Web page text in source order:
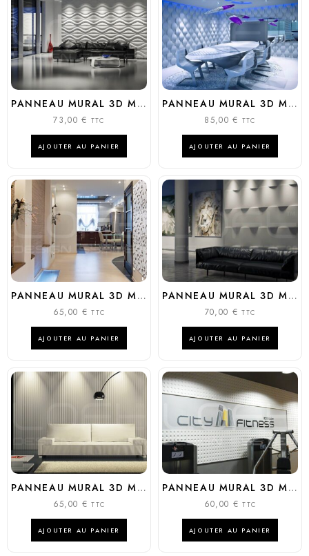
PANNEAU MURAL 3D MODÈLE : HOUR GLASS
73,00€ TTC
AJOUTER AU PANIER
PANNEAU MURAL 3D MODÈLE : RAIN DROP
85,00€ TTC
AJOUTER AU PANIER
PANNEAU MURAL 3D MODÈLE : ROSE GARDEN
65,00 € TTC
AJOUTER AU PANIER
PANNEAU MURAL 3D MODÈLE : FLUTTER
70,00 € TTC
AJOUTER AU PANIER
PANNEAU MURAL 3D MODÈLE : RUFFLES
65,00 € TTC
AJOUTER AU PANIER
PANNEAU MURAL 3D MODÈLE : OPTIC
60,00 € TTC
AJOUTER AU PANIER